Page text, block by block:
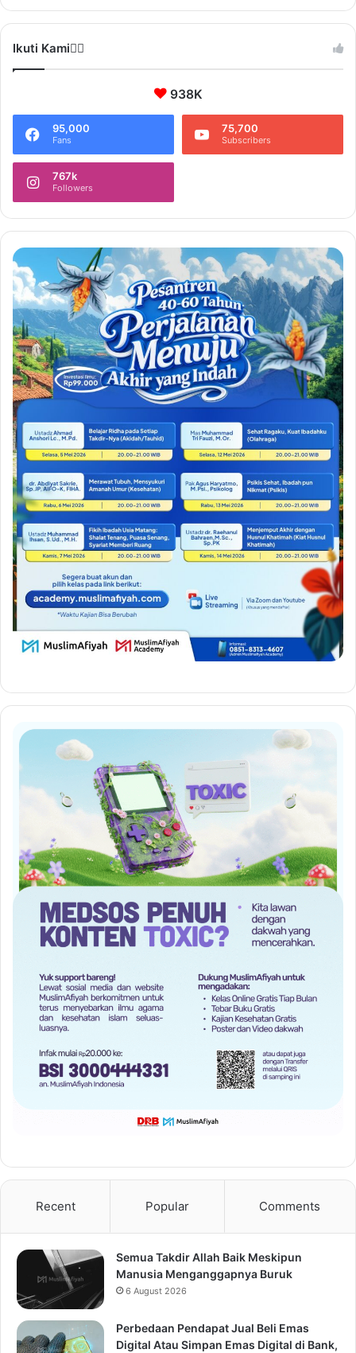
Ikuti Kami❤️‍🔥
938K
95,000
Fans
75,700
Subscribers
767k
Followers
Recent Popular Comments
Semua Takdir Allah Baik Meskipun
Manusia Menganggapnya Buruk
6 August 2026
Perbedaan Pendapat Jual Beli Emas
Digital Atau Simpan Emas Digital di Bank,